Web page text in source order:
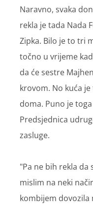
Naravno, svaka
rekla je tada Nada
Zipka. Bilo je to tri
točno u vrijeme
da će sestre
krovom. No kuća
doma. Puno je
Predsjednica
zasluge.
"Pa ne bih rekla da
mislim na neki
kombijem dovozila